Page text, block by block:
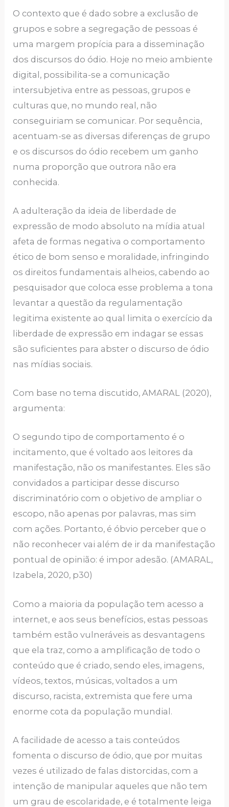
O contexto que é dado sobre a exclusão de
grupos e sobre a segregação de pessoas é
uma margem propícia para a disseminação
dos discursos do ódio. Hoje no meio ambiente
digital, possibilita-se a comunicação
intersubjetiva entre as pessoas, grupos e
culturas que, no mundo real, não
conseguiriam se comunicar. Por sequência,
acentuam-se as diversas diferenças de grupo
e os discursos do ódio recebem um ganho
numa proporção que outrora não era
conhecida.
A adulteração da ideia de liberdade de
expressão de modo absoluto na mídia atual
afeta de formas negativa o comportamento
ético de bom senso e moralidade, infringindo
os direitos fundamentais alheios, cabendo ao
pesquisador que coloca esse problema a tona
levantar a questão da regulamentação
legitima existente ao qual limita o exercício da
liberdade de expressão em indagar se essas
são suficientes para abster o discurso de ódio
nas mídias sociais.
Com base no tema discutido, AMARAL (2020),
argumenta:
O segundo tipo de comportamento é o
incitamento, que é voltado aos leitores da
manifestação, não os manifestantes. Eles são
convidados a participar desse discurso
discriminatório com o objetivo de ampliar o
escopo, não apenas por palavras, mas sim
com ações. Portanto, é óbvio perceber que o
não reconhecer vai além de ir da manifestação
pontual de opinião: é impor adesão. (AMARAL,
Izabela, 2020, p30)
Como a maioria da população tem acesso a
internet, e aos seus benefícios, estas pessoas
também estão vulneráveis as desvantagens
que ela traz, como a amplificação de todo o
conteúdo que é criado, sendo eles, imagens,
vídeos, textos, músicas, voltados a um
discurso, racista, extremista que fere uma
enorme cota da população mundial.
A facilidade de acesso a tais conteúdos
fomenta o discurso de ódio, que por muitas
vezes é utilizado de falas distorcidas, com a
intenção de manipular aqueles que não tem
um grau de escolaridade, e é totalmente leiga